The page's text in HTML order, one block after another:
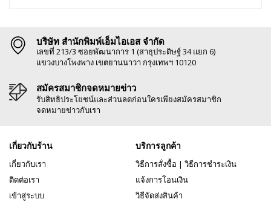
บริษัท สำนักพิมพ์เอ็มไอเอส จำกัด
เลขที่ 213/3 ซอยพัฒนาการ 1 (สาธุประดิษฐ์ 34 แยก 6)
แขวงบางโพงพาง เขตยานนาวา กรุงเทพฯ 10120
สมัครสมาชิกจดหมายข่าว
รับสิทธิประโยชน์และส่วนลดก่อนใครเพียงสมัครสมาชิก
จดหมายข่าวกับเรา
เกี่ยวกับร้าน
เกี่ยวกับเรา
ติดต่อเรา
เข้าสู่ระบบ
บริการลูกค้า
วิธีการสั่งซื้อ | วิธีการชำระเงิน
แจ้งการโอนเงิน
วิธีจัดส่งสินค้า